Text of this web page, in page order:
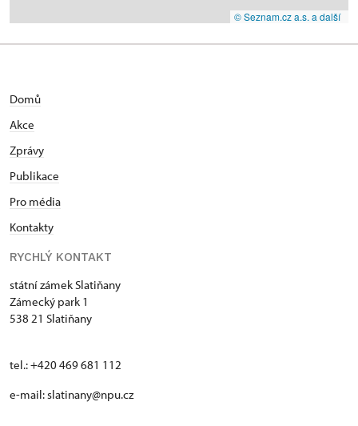
© Seznam.cz a.s. a další
Domů
Akce
Zprávy
Publikace
Pro média
Kontakty
RYCHLÝ KONTAKT
státní zámek Slatiňany
Zámecký park 1
538 21 Slatiňany
tel.: +420 469 681 112
e-mail: slatinany@npu.cz